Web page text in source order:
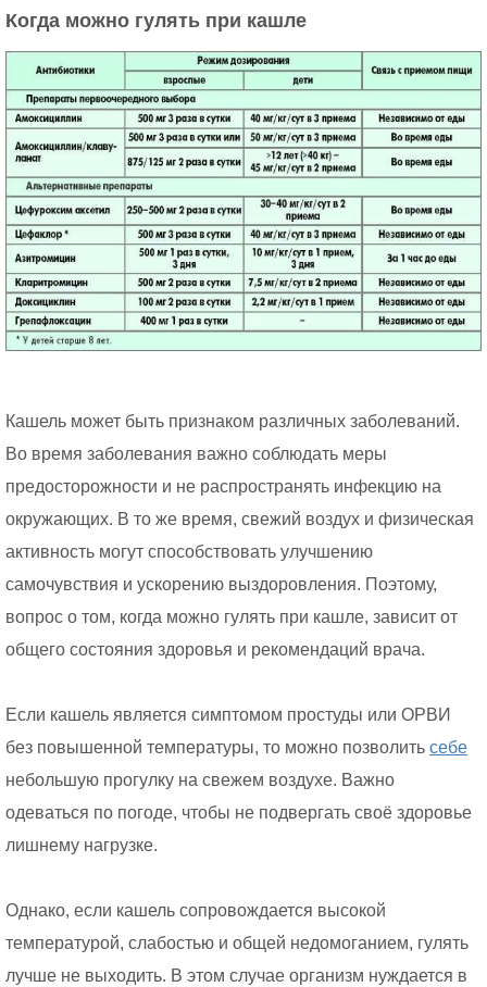
Когда можно гулять при кашле
Кашель может быть признаком различных заболеваний.
Во время заболевания важно соблюдать меры
предосторожности и не распространять инфекцию на
окружающих. В то же время, свежий воздух и физическая
активность могут способствовать улучшению
самочувствия и ускорению выздоровления. Поэтому,
вопрос о том, когда можно гулять при кашле, зависит от
общего состояния здоровья и рекомендаций врача.
Если кашель является симптомом простуды или ОРВИ
без повышенной температуры, то можно позволить себе
небольшую прогулку на свежем воздухе. Важно
одеваться по погоде, чтобы не подвергать своё здоровье
лишнему нагрузке.
Однако, если кашель сопровождается высокой
температурой, слабостью и общей недомоганием, гулять
лучше не выходить. В этом случае организм нуждается в